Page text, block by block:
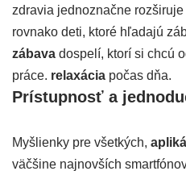
zdravia jednoznačne
rovnako deti, ktoré hľadajú
zábava dospelí, ktorí si chcú
práce. relaxácia počas dňa.
Prístupnosť a
Myšlienky pre všetkých,
väčšine najnovších